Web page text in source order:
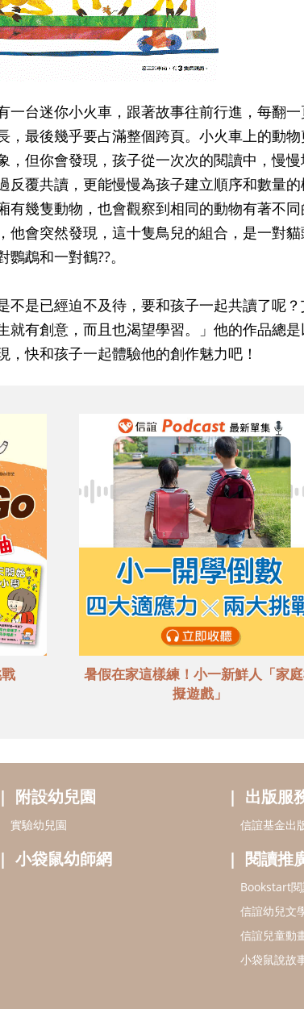
一台迷你小火車，跟著故事往前行進，每翻一
，最後幾乎要占滿整個跨頁。小火車上的動
，但你會發現，孩子從一次次的閱讀中，慢
反覆共讀，更能慢慢為孩子建立順序和數量
有幾隻動物，也會觀察到相同的動物有著不
他會突然發現，這十隻鳥兒的組合，是一對
鵡和一對鶴??。
不是已經迫不及待，要和孩子一起共讀了呢
就有創意，而且也渴望學習。」他的作品總是
快和孩子一起體驗他的創作魅力吧！
暑假在家這樣練！小一新鮮人「家
擬遊戲」
附設幼兒園
實驗幼兒園
小袋鼠幼師網
出版服
信誼基金出
閱讀推
Bookstart
信誼幼兒文
信誼兒童動
小袋鼠說故